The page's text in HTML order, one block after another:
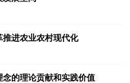
推进农业农村现代化
的理论贡献和实践价值